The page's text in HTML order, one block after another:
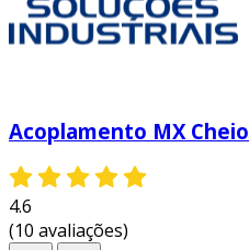
Acoplamento MX Cheio
4.6
(10 avaliações)